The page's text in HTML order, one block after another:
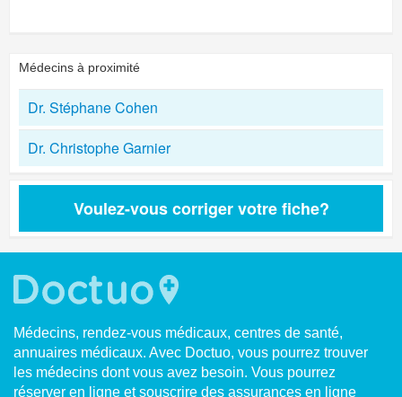
Médecins à proximité
Dr. Stéphane Cohen
Dr. Christophe Garnier
Voulez-vous corriger votre fiche?
Médecins, rendez-vous médicaux, centres de santé,
annuaires médicaux. Avec Doctuo, vous pourrez trouver
les médecins dont vous avez besoin. Vous pourrez
réserver en ligne et souscrire des assurances en ligne